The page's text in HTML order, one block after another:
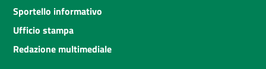
Sportello informativo
Ufficio stampa
Redazione multimediale